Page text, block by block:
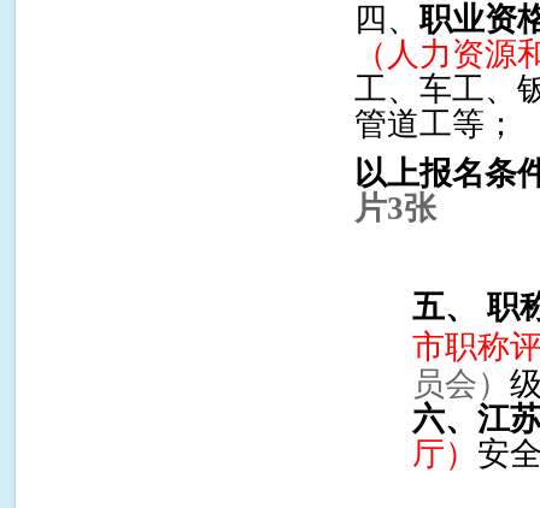
四、职业资
（人力资源
工、车工、
管道工等；
以上报名条
片3张
五、
职
市职称
员会）
六、江
厅） 安